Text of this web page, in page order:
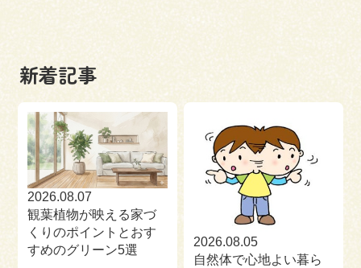
新着記事
2026.08.07
観葉植物が映える家づ
くりのポイントとおす
すめのグリーン5選
2026.08.05
自然体で心地よい暮ら